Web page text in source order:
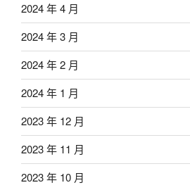
2024 年 4 月
2024 年 3 月
2024 年 2 月
2024 年 1 月
2023 年 12 月
2023 年 11 月
2023 年 10 月